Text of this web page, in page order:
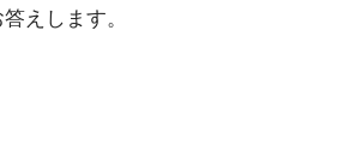
えします。